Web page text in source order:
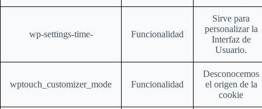
wp-settings-time- Funcionalidad
Sirve para
personalizar la
Interfaz de
Usuario.
wptouch_customizer_mode Funcionalidad
Desconocemos
el origen de la
cookie